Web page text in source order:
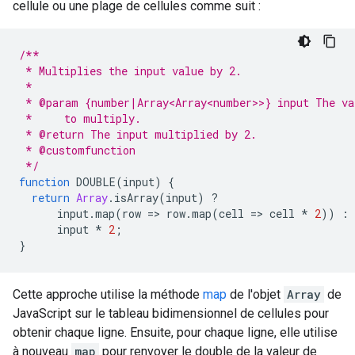
cellule ou une plage de cellules comme suit :
/**
* Multiplies the input value by 2.
*
* @param {number|Array<Array<number>>} input
*     to multiply.
* @return The input multiplied by 2.
* @customfunction
*/
function DOUBLE(input)
{
return Array. isArray(input)
?
input.map(row => row.map(cell => cell * 2))
:
input * 2 ;
}
Cette approche utilise la méthode map de l'objet Array de
JavaScript sur le tableau bidimensionnel de cellules pour
obtenir chaque ligne. Ensuite, pour chaque ligne, elle utilise
à nouveau map pour renvoyer le double de la valeur de